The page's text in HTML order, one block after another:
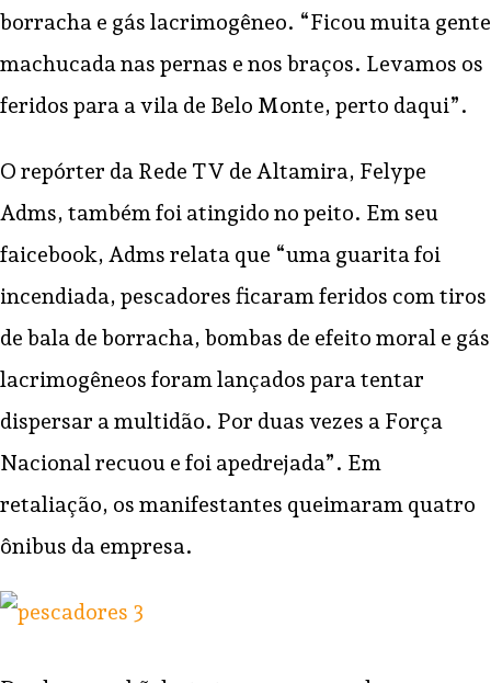
borracha e gás lacrimogêneo. “Ficou muita gente
machucada nas pernas e nos braços. Levamos os
feridos para a vila de Belo Monte, perto daqui”.
O repórter da Rede TV de Altamira, Felype
Adms, também foi atingido no peito. Em seu
faicebook, Adms relata que “uma guarita foi
incendiada, pescadores ficaram feridos com tiros
de bala de borracha, bombas de efeito moral e gás
lacrimogêneos foram lançados para tentar
dispersar a multidão. Por duas vezes a Força
Nacional recuou e foi apedrejada”. Em
retaliação, os manifestantes queimaram quatro
ônibus da empresa.